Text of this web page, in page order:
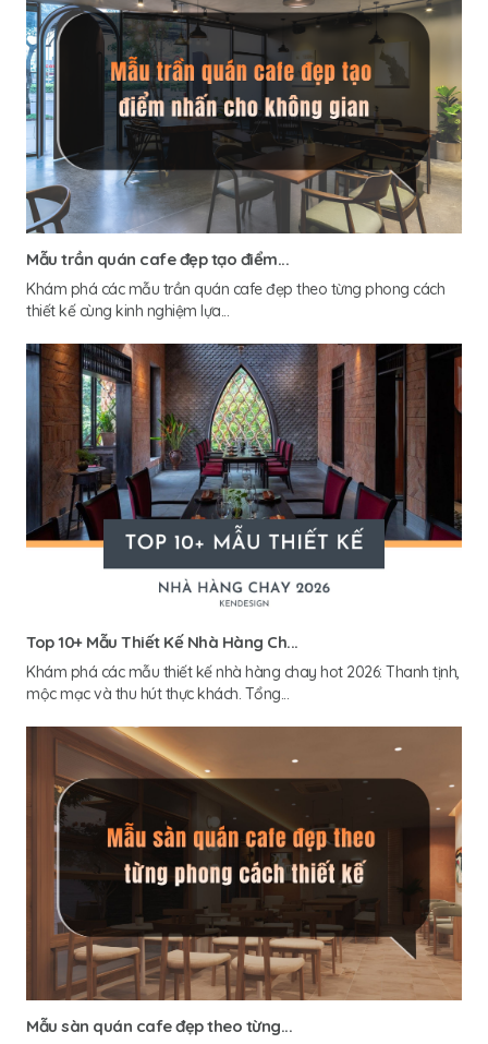
Mẫu trần quán cafe đẹp tạo điểm...
Khám phá các mẫu trần quán cafe đẹp theo từng phong cách
thiết kế cùng kinh nghiệm lựa...
Top 10+ Mẫu Thiết Kế Nhà Hàng Ch...
Khám phá các mẫu thiết kế nhà hàng chay hot 2026: Thanh tịnh,
mộc mạc và thu hút thực khách. Tổng...
Mẫu sàn quán cafe đẹp theo từng...